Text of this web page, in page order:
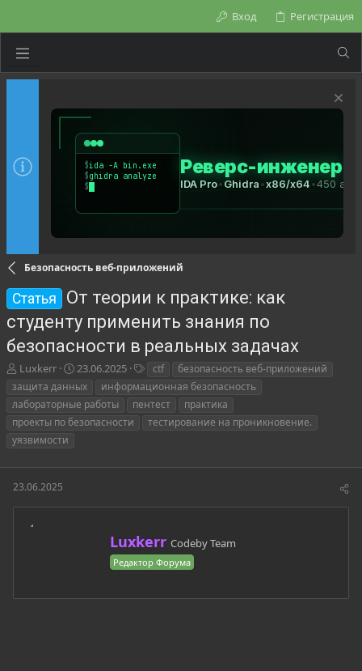
Вход Регистрация
Безопасность веб-приложений
Статья
От теории к практике: как
студенту применить знания по
безопасности в реальных задачах
А
в
о
р
т
м
ы
Luxkerr
Д
а
а
н
а
23.06.2025
е
г
и
ctf
безопасность веб-приложений
защита данных
информационная безопасность
лабораторные работы
пентест
практика
проекты по безопасности
тестирование на проникновение.
уязвимости
23.06.2025
А
в
т
р
Luxkerr Codeby Team
Редактор Форума